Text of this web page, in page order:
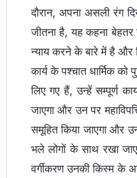
दौरान, अपना असली रंग
जीतना है, यह कहना बेहतर
न्याय करने के बारे में है और
कार्य के पश्चात धार्मिक
लिए गए हैं, उन्हें सम्पूर्ण
जाएगा और उन पर
समूहित किया जाएगा और
भले लोगों के साथ रखा
वर्गीकरण उनकी किस्म के